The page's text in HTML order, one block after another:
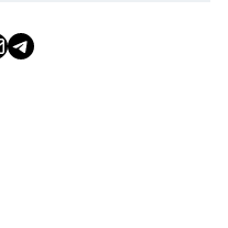
Telegram